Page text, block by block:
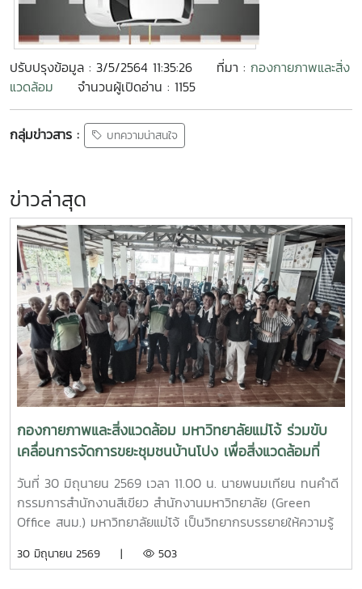
ปรับปรุงข้อมูล : 3/5/2564 11:35:26 ที่มา : กองกายภาพและสิ่ง
แวดล้อม
จำนวนผู้เปิดอ่าน : 1155
กลุ่มข่าวสาร : บทความน่าสนใจ
ข่าวล่าสุด
กองกายภาพและสิ่งแวดล้อม มหาวิทยาลัยแม่โจ้ ร่วมขับ
เคลื่อนการจัดการขยะชุมชนบ้านโปง เพื่อสิ่งแวดล้อมที่
ยั่งยืน
วันที่ 30 มิถุนายน 2569 เวลา 11.00 น. นายพนมเทียน ทนคำดี
กรรมการสำนักงานสีเขียว สำนักงานมหาวิทยาลัย (Green
Office สนม.) มหาวิทยาลัยแม่โจ้ เป็นวิทยากรบรรยายให้ความรู้
ถ่ายทอดแนวทางการเปลี่ยนเศษอาหารและขยะอินทรีย์ให้เป็นปุ๋ย
30 มิถุนายน 2569 | 503